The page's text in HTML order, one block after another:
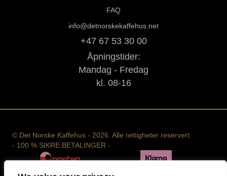
FAQ
info@detnorskekaffehus.net
+47 67 53 30 00
Åpningstider:
Mandag - Fredag
kl. 08-16
© Det Norske Kaffehus - 2026. Alle rettigheter reservert.
- 100 % SIKRE BETALINGER -